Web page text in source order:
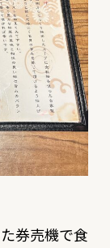
券売機で食